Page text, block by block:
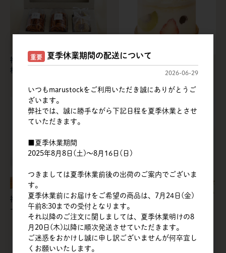
福重 | ヒンジボックス / 100
枚
福重 | DX-17 デコフィル無地
福重 | コーヒー豆袋 スモーキ
ーベージュ
福重 | コーヒー豆袋 スモーキ
ーピンク
重要 夏季休業期間の配送について
2026-06-29
いつもmarustockをご利用いただき誠にありがとうご
ざいます。
弊社では、誠に勝手ながら下記日程を夏季休業とさせ
ていただきます。
■夏季休業期間
2025年8月8日(土)～8月16日(日)
つきましては夏季休業前後の出荷のご案内でございま
す。
夏季休業前にお届けをご希望の商品は、7月24日(金)
午前8:30までの受付となります。
それ以降のご注文に関しましては、夏季休業明けの8
月20日(木)以降に順次発送させていただきます。
ご迷惑をおかけし誠に申し訳ございませんが何卒宜し
くお願いいたします。